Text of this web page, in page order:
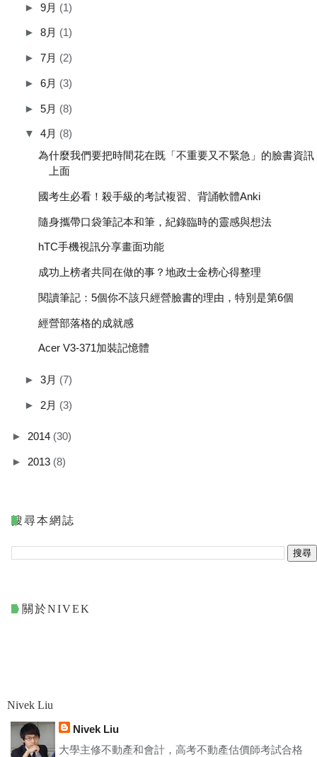
► 9月 (1)
► 8月 (1)
► 7月 (2)
► 6月 (3)
► 5月 (8)
▼ 4月 (8)
為什麼我們要把時間花在既「不重要又不緊急」的臉書資訊
上面
國考生必看！殺手級的考試複習、背誦軟體Anki
隨身攜帶口袋筆記本和筆，紀錄臨時的靈感與想法
hTC手機視訊分享畫面功能
成功上榜者共同在做的事？地政士金榜心得整理
閱讀筆記：5個你不該只經營臉書的理由，特別是第6個
經營部落格的成就感
Acer V3-371加裝記憶體
► 3月 (7)
► 2月 (3)
► 2014 (30)
► 2013 (8)
搜尋本網誌
關於NIVEK
Nivek Liu
Nivek Liu
大學主修不動產和會計，高考不動產估價師考試合格